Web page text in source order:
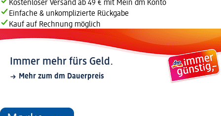
Kostenloser Versand ab 49 € mit Mein dm Konto
Einfache & unkomplizierte Rückgabe
Kauf auf Rechnung möglich
Immer mehr fürs Geld.
Mehr zum dm Dauerpreis